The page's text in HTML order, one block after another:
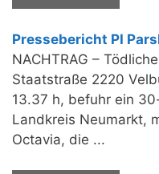
Pressebericht PI
NACHTRAG –
Staatstraße 2220
13.37 h, befuhr ein
Landkreis Neumarkt,
Octavia, die ...